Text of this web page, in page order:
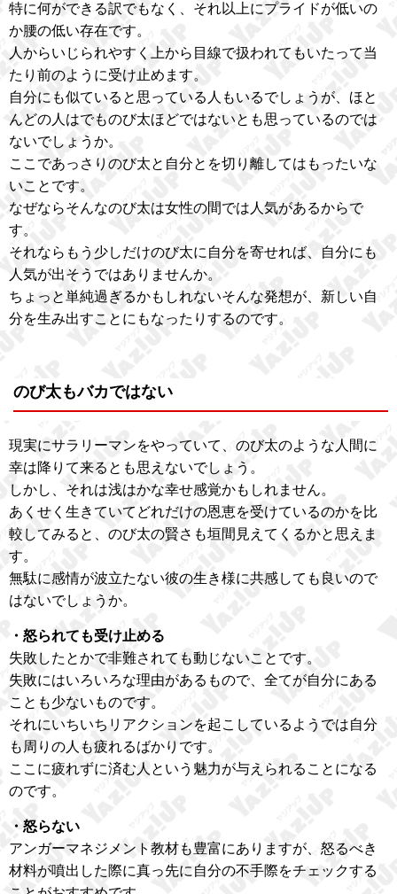
特に何ができる訳でもなく、それ以上にプライドが低いの
か腰の低い存在です。
人からいじられやすく上から目線で扱われてもいたって当
たり前のように受け止めます。
自分にも似ていると思っている人もいるでしょうが、ほと
んどの人はでものび太ほどではないとも思っているのでは
ないでしょうか。
ここであっさりのび太と自分とを切り離してはもったいな
いことです。
なぜならそんなのび太は女性の間では人気があるからで
す。
それならもう少しだけのび太に自分を寄せれば、自分にも
人気が出そうではありませんか。
ちょっと単純過ぎるかもしれないそんな発想が、新しい自
分を生み出すことにもなったりするのです。
のび太もバカではない
現実にサラリーマンをやっていて、のび太のような人間に
幸は降りて来るとも思えないでしょう。
しかし、それは浅はかな幸せ感覚かもしれません。
あくせく生きていてどれだけの恩恵を受けているのかを比
較してみると、のび太の賢さも垣間見えてくるかと思えま
す。
無駄に感情が波立たない彼の生き様に共感しても良いので
はないでしょうか。
・怒られても受け止める
失敗したとかで非難されても動じないことです。
失敗にはいろいろな理由があるもので、全てが自分にある
ことも少ないものです。
それにいちいちリアクションを起こしているようでは自分
も周りの人も疲れるばかりです。
ここに疲れずに済む人という魅力が与えられることになる
のです。
・怒らない
アンガーマネジメント教材も豊富にありますが、怒るべき
材料が噴出した際に真っ先に自分の不手際をチェックする